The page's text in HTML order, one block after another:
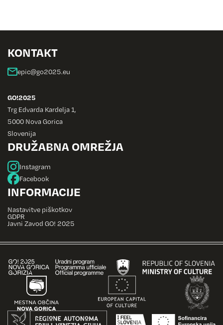
KONTAKT
GO!2025
Trg Edvarda Kardelja 1,
5000 Nova Gorica
Slovenija
DRUŽABNA OMREŽJA
Instagram
Facebook
INFORMACIJE
Nastavitve piškotkov
GDPR
Javni Zavod GO! 2025